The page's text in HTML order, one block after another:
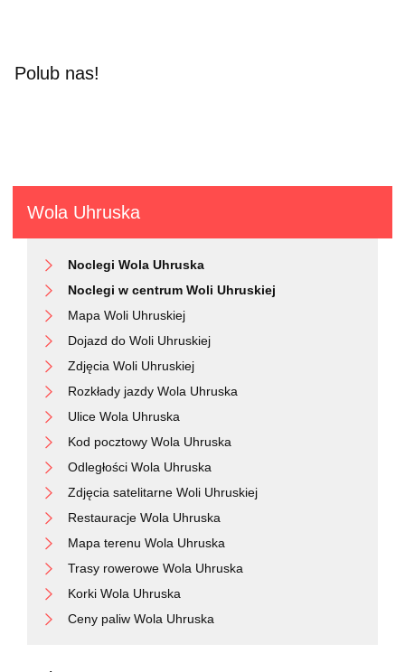
Polub nas!
Wola Uhruska
Noclegi Wola Uhruska
Noclegi w centrum Woli Uhruskiej
Mapa Woli Uhruskiej
Dojazd do Woli Uhruskiej
Zdjęcia Woli Uhruskiej
Rozkłady jazdy Wola Uhruska
Ulice Wola Uhruska
Kod pocztowy Wola Uhruska
Odległości Wola Uhruska
Zdjęcia satelitarne Woli Uhruskiej
Restauracje Wola Uhruska
Mapa terenu Wola Uhruska
Trasy rowerowe Wola Uhruska
Korki Wola Uhruska
Ceny paliw Wola Uhruska